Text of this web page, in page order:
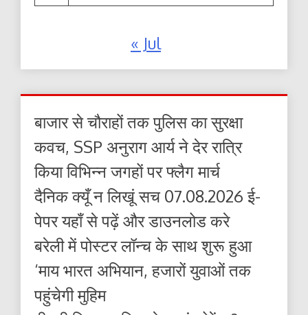
« Jul
बाजार से चौराहों तक पुलिस का सुरक्षा
कवच, SSP अनुराग आर्य ने देर रात्रि
किया विभिन्न जगहों पर फ्लैग मार्च
दैनिक क्यूँ न लिखूं सच 07.08.2026 ई-
पेपर यहाँ से पढ़ें और डाउनलोड करे
बरेली में पोस्टर लॉन्च के साथ शुरू हुआ
‘माय भारत अभियान, हजारों युवाओं तक
पहुंचेगी मुहिम